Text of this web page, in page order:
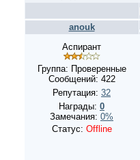
anouk
Аспирант
Группа: Проверенные
Сообщений: 422
Репутация: 32
Награды: 0
Замечания: 0%
Статус: Offline